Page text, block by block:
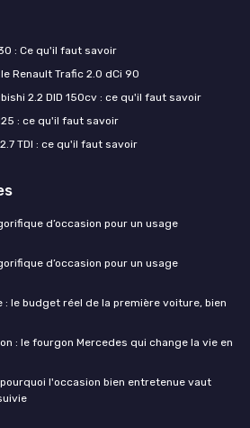
: Ce qu'il faut savoir
Renault Trafic 2.0 dCi 90
2.2 DID 150cv : ce qu'il faut savoir
: ce qu'il faut savoir
TDI : ce qu'il faut savoir
d’occasion pour un usage
d’occasion pour un usage
le budget réel de la première voiture, bien
: le fourgon Mercedes qui change la vie en
l'occasion bien entretenue vaut